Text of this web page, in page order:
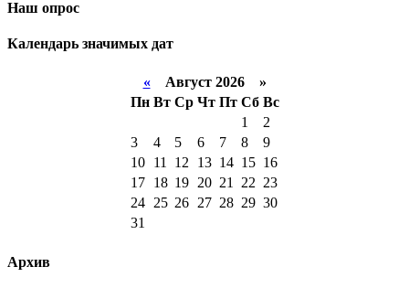
Наш опрос
Календарь значимых дат
«Август 2026 »
Пн Вт Ср Чт Пт Сб Вс
1
2
3
4 5 6 7 8
9
10
11 12 13 14 15 16
17
18 19 20 21 22 23
24 25 26 27 28 29 30
31
Архив